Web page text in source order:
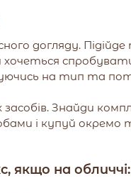
догляду.
хочеться
на тип та
Знайди
і купуй окремо
якщо на обличчі: